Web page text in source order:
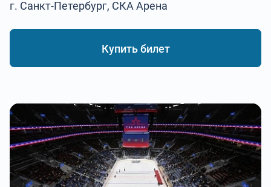
г. Санкт-Петербург, СКА Арена
Купить билет